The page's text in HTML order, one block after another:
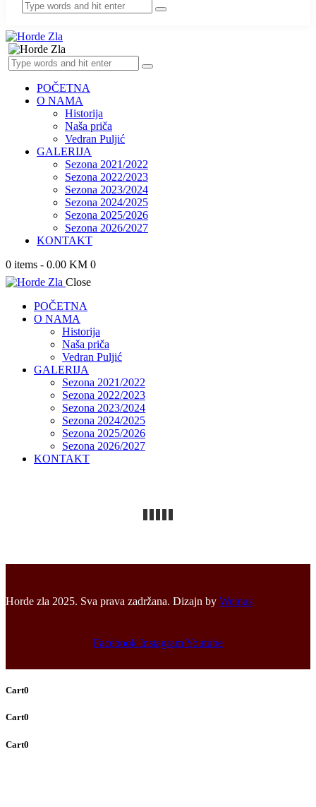
POČETNA
O NAMA
Historija
Naša priča
Vedran Puljić
GALERIJA
Sezona 2021/2022
Sezona 2022/2023
Sezona 2023/2024
Sezona 2024/2025
Sezona 2025/2026
Sezona 2026/2027
KONTAKT
0 items - 0.00 KM 0
Close
POČETNA
O NAMA
Historija
Naša priča
Vedran Puljić
GALERIJA
Sezona 2021/2022
Sezona 2022/2023
Sezona 2023/2024
Sezona 2024/2025
Sezona 2025/2026
Sezona 2026/2027
KONTAKT
Horde zla 2025. Sva prava zadržana. Dizajn by Wemus
Facebook InstagramYoutube
Cart0
Cart0
Cart0